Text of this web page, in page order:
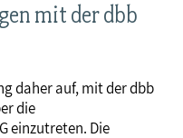
mit der dbb
daher auf, mit der dbb
die
einzutreten. Die